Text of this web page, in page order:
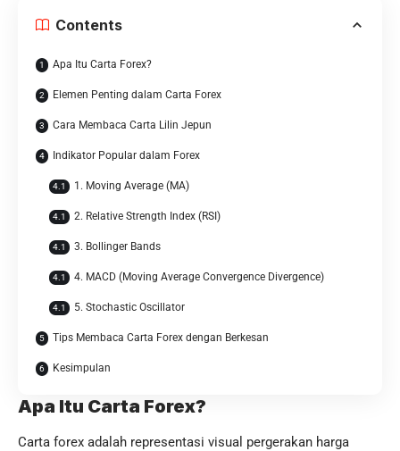
Contents
Apa Itu Carta Forex?
Elemen Penting dalam Carta Forex
Cara Membaca Carta Lilin Jepun
Indikator Popular dalam Forex
1. Moving Average (MA)
2. Relative Strength Index (RSI)
3. Bollinger Bands
4. MACD (Moving Average Convergence Divergence)
5. Stochastic Oscillator
Tips Membaca Carta Forex dengan Berkesan
Kesimpulan
Apa Itu Carta Forex?
Carta forex adalah representasi visual pergerakan harga